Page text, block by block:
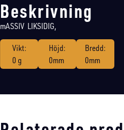
Beskrivning
mASSIV LIKSIDIG,
Vikt:
0 g
Höjd:
0mm
Bredd:
0mm